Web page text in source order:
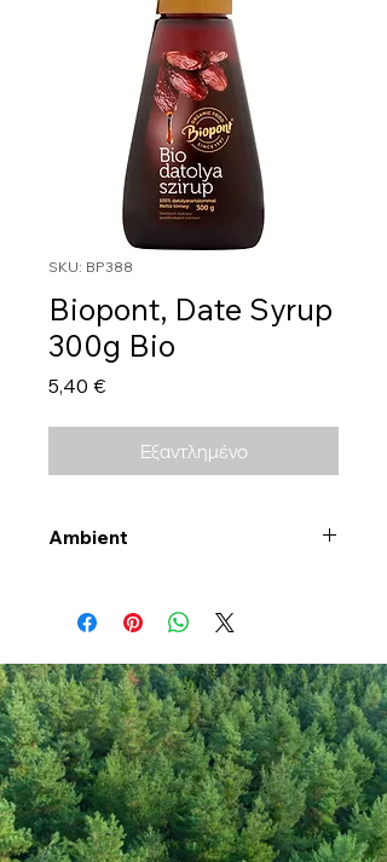
SKU: BP388
Biopont, Date Syrup
300g Bio
5,40 €Τιμή
Εξαντλημένο
Ambient